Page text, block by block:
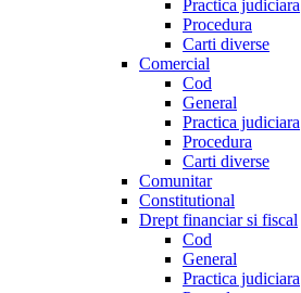
Practica judiciara
Procedura
Carti diverse
Comercial
Cod
General
Practica judiciara
Procedura
Carti diverse
Comunitar
Constitutional
Drept financiar si fiscal
Cod
General
Practica judiciara